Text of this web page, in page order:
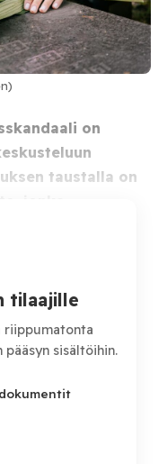
on
taustalla on
aluksi osattiin
vakavimmista
yli 1 300
tilaajille
riippumatonta
pääsyn sisältöihin.